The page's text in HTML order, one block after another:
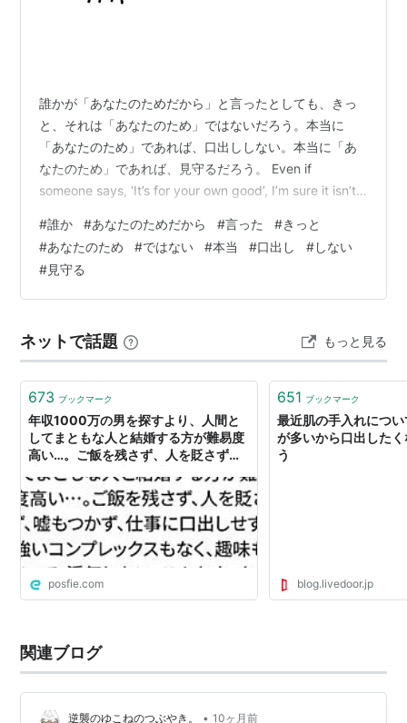
誰かが「あなたのためだから」と言ったとしても、きっ
と、それは「あなたのため」ではないだろう。本当に
「あなたのため」であれば、口出ししない。本当に「あ
なたのため」であれば、見守るだろう。 Even if
someone says, ‘It’s for your own good’, I’m sure it isn’t
good’, they wouldn’t interfere.If it were truly ‘for your
own good’, they would sim…
#誰か #あなたのためだから #言った #きっと
#あなたのため #ではない #本当 #口出し #しない
#見守る
ネットで話題 もっと見る
673 ブックマーク
年収1000万の男を探すより、人間と
してまともな人と結婚する方が難易度
高い…。ご飯を残さず、人を貶さず、
コンプレックスもなく、趣味もあっ
て、浮気しない。こんな人、もう余っ
てない。
posfie.com
651 ブックマーク
最近肌の手入れにつ
が多いから口出した
う
blog.livedoor.jp
関連ブログ
逆襲のゆこねのつぶやき。 • 10ヶ月前